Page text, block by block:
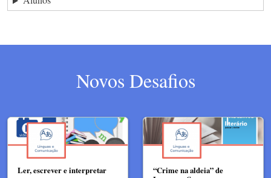
Novos Desafios
Ler, escrever e interpretar
“Crime na aldeia” de